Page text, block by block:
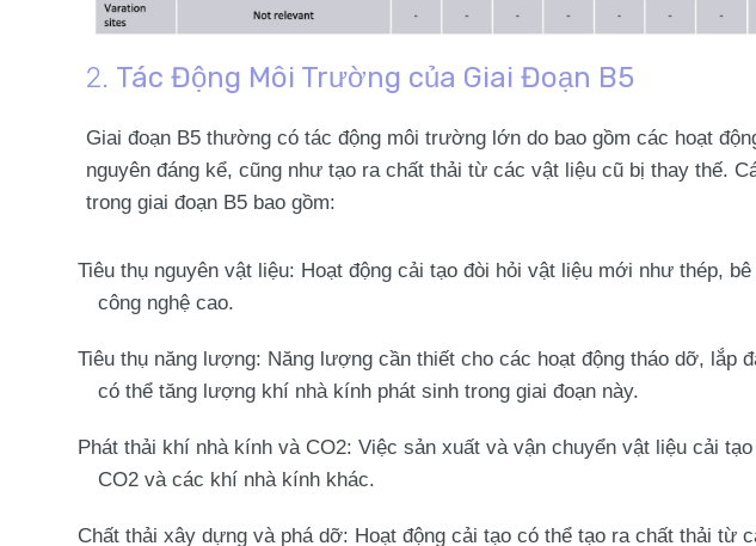
2. Tác Động Môi Trường của Giai Đoạn B5
Giai đoạn B5 thường có tác động môi trường lớn do bao gồm các hoạt
nguyên đáng kể, cũng như tạo ra chất thải từ các vật liệu cũ bị thay thế.
trong giai đoạn B5 bao gồm:
Tiêu thụ nguyên vật liệu: Hoạt động cải tạo đòi hỏi vật liệu mới như thép,
công nghệ cao.
Tiêu thụ năng lượng: Năng lượng cần thiết cho các hoạt động tháo dỡ, lắp
có thể tăng lượng khí nhà kính phát sinh trong giai đoạn này.
Phát thải khí nhà kính và CO2: Việc sản xuất và vận chuyển vật liệu cải
CO2 và các khí nhà kính khác.
Chất thải xây dựng và phá dỡ: Hoạt động cải tạo có thể tạo ra chất thải từ